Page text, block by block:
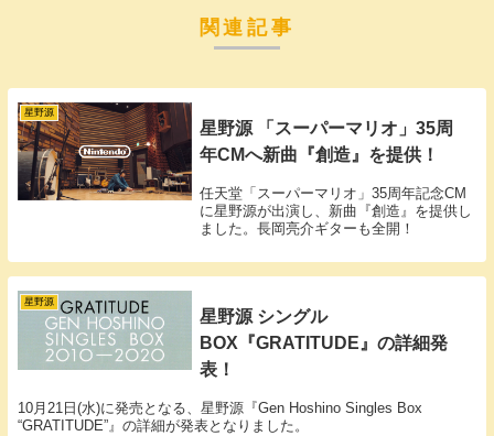
関連記事
星野源
星野源 「スーパーマリオ」35周
年CMへ新曲『創造』を提供！
任天堂「スーパーマリオ」35周年記念CM
に星野源が出演し、新曲『創造』を提供し
ました。長岡亮介ギターも全開！
星野源
星野源 シングル
BOX『GRATITUDE』の詳細発
表！
10月21日(水)に発売となる、星野源『Gen Hoshino Singles Box
“GRATITUDE”』の詳細が発表となりました。